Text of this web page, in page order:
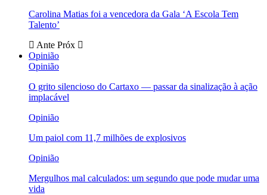
Carolina Matias foi a vencedora da Gala ‘A Escola Tem
Talento’
Ante Próx
Opinião
Opinião
O grito silencioso do Cartaxo — passar da sinalização à ação
implacável
Opinião
Um paiol com 11,7 milhões de explosivos
Opinião
Mergulhos mal calculados: um segundo que pode mudar uma
vida